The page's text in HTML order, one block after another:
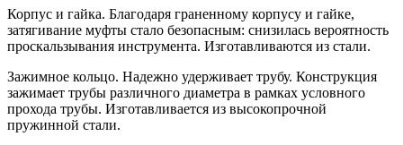
Корпус и гайка. Благодаря граненному корпусу и гайке,
затягивание муфты стало безопасным: снизилась вероятность
проскальзывания инструмента. Изготавливаются из стали.
Зажимное кольцо. Надежно удерживает трубу. Конструкция
зажимает трубы различного диаметра в рамках условного
прохода трубы. Изготавливается из высокопрочной
пружинной стали.